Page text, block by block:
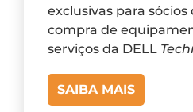
exclusivas para sócios
compra de
serviços da DELL
SAIBA MAIS